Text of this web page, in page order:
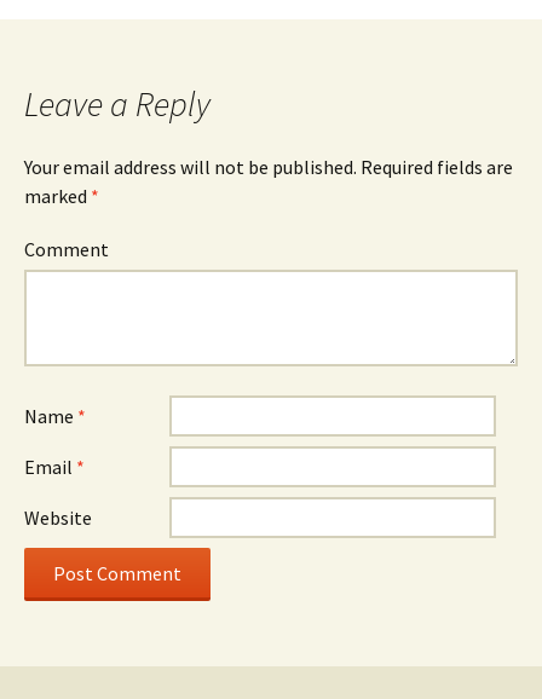
navigation
Leave a Reply
Your email address will not be published. Required fields are
marked *
Comment
Name *
Email *
Website